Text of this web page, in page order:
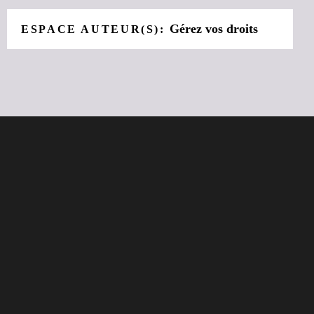
ESPACE AUTEUR(S): Gérez vos droits